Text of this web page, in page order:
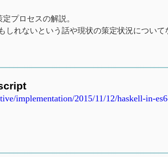
プロセスの解説。
しれないという話や現状の策定状況について
implementation/2015/11/12/haskell-in-